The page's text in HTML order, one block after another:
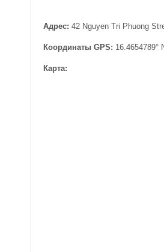
Адрес: 42 Nguyen Tri Phuong
Координаты GPS: 16.4654789°
Карта: